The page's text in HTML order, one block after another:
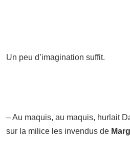
Un peu d’imagination suffit.
– Au maquis, au maquis, hurlait
sur la milice les invendus de